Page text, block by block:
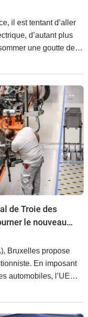
il est tentant d’aller
d’autant plus
une goutte de
de Troie des
le nouveau
?
Bruxelles propose
En imposant
automobiles, l’UE
la faille.